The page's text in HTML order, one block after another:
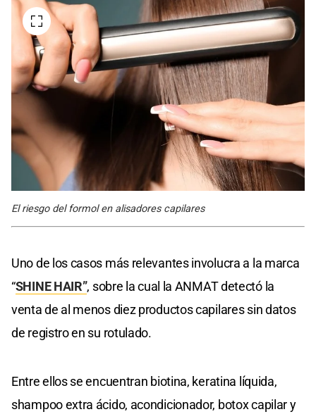
El riesgo del formol en alisadores capilares
Uno de los casos más relevantes involucra a la marca
“SHINE HAIR”, sobre la cual la ANMAT detectó la
venta de al menos diez productos capilares sin datos
de registro en su rotulado.
Entre ellos se encuentran biotina, keratina líquida,
shampoo extra ácido, acondicionador, botox capilar y